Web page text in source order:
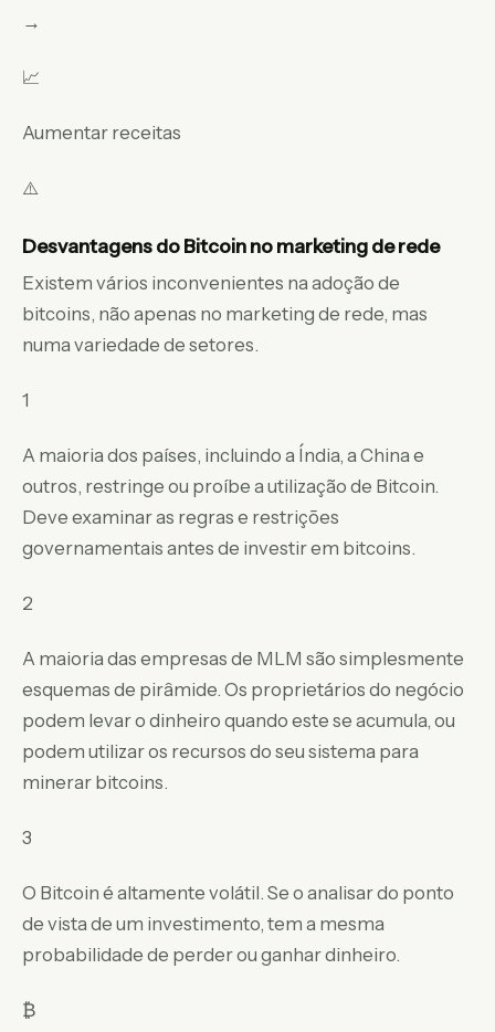
→
📈
Aumentar receitas
⚠️
Desvantagens do Bitcoin no marketing de rede
Existem vários inconvenientes na adoção de
bitcoins, não apenas no marketing de rede, mas
numa variedade de setores.
1
A maioria dos países, incluindo a Índia, a China e
outros, restringe ou proíbe a utilização de Bitcoin.
Deve examinar as regras e restrições
governamentais antes de investir em bitcoins.
2
A maioria das empresas de MLM são simplesmente
esquemas de pirâmide. Os proprietários do negócio
podem levar o dinheiro quando este se acumula, ou
podem utilizar os recursos do seu sistema para
minerar bitcoins.
3
O Bitcoin é altamente volátil. Se o analisar do ponto
de vista de um investimento, tem a mesma
probabilidade de perder ou ganhar dinheiro.
₿